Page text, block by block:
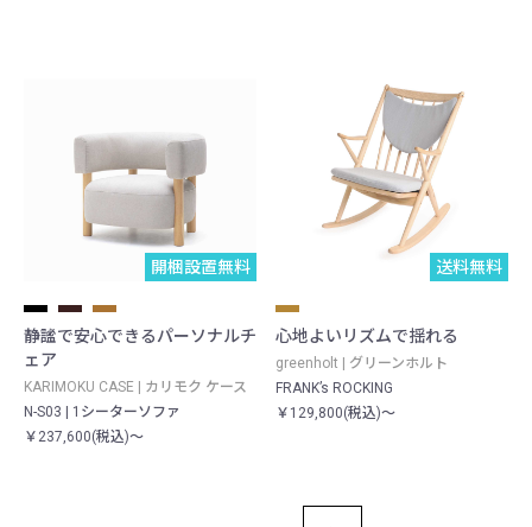
開梱設置無料
静謐で安心できるパーソナルチ
ェア
KARIMOKU CASE | カリモク ケース
N-S03 | 1シーターソファ
￥237,600(税込)～
送料無料
心地よいリズムで揺れる
greenholt | グリーンホルト
FRANK’s ROCKING
￥129,800(税込)～